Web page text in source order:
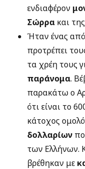
ενδιαφέρον
Σώρρα και
Ήταν ένας
προτρέπει
τα χρέη τους
παράνομα.
παρακάτω ο
ότι είναι το
κάτοχος
δολλαρίων
των Ελλήνων.
βρέθηκαν με